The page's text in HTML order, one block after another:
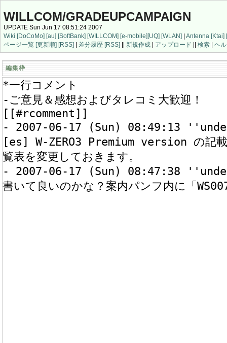
WILLCOM/GRADEUPCAMPAIGN
UPDATE Sun Jun 17 08:51:24 2007
Wiki [DoCoMo] [au] [SoftBank] [WILLCOM] [e-mobile][UQ] [WLAN] | Antenna [Ktai]
ページ一覧 [更新順] [RSS] | 差分履歴 [RSS] || 新規作成 | アップロード || 検索 | ヘ
編集枠